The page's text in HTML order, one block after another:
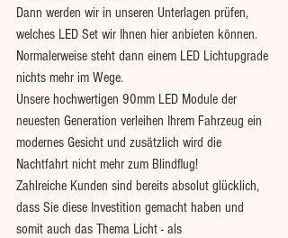
Dann werden wir in unseren Unterlagen prüfen,
welches LED Set wir Ihnen hier anbieten können.
Normalerweise steht dann einem LED Lichtupgrade
nichts mehr im Wege.
Unsere hochwertigen 90mm LED Module der
neuesten Generation verleihen Ihrem Fahrzeug ein
modernes Gesicht und zusätzlich wird die
Nachtfahrt nicht mehr zum Blindflug!
Zahlreiche Kunden sind bereits absolut glücklich,
dass Sie diese Investition gemacht haben und
somit auch das Thema Licht - als